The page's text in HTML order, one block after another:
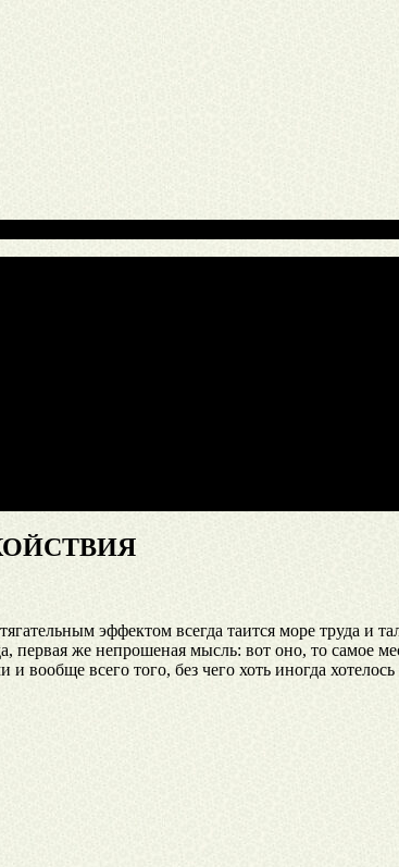
эффектом всегда таится море труда и
же непрошеная мысль: вот оно, то самое
всего того, без чего хоть иногда